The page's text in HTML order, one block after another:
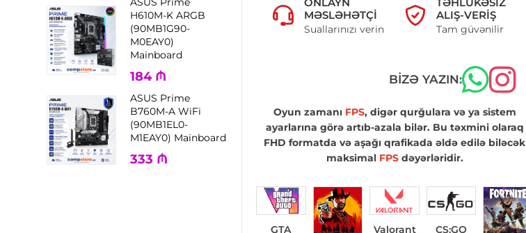
H610M-K ARGB
(90MB1G90-
M0EAY0)
Mainboard
184 ₼
ASUS Prime
B760M-A WiFi
(90MB1EL0-
M1EAY0) Mainboard
333 ₼
MƏSLƏHƏTÇI
Suallarınızı verin
ALIŞ-VERIŞ
Tam güvənilir
BIZƏ YAZIN:
Oyun zamanı FPS, digər qurğulara və ya sistem
ayarlarına görə artıb-azala bilər. Bu təxmini olaraq
FHD formatda və aşağı qrafikada əldə edilə biləcək
maksimal FPSdəyərləridir.
GTA Valorant CS:GO